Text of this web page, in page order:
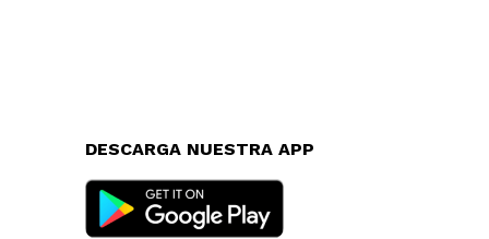
DESCARGA NUESTRA APP